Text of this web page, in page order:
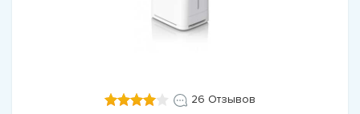
26 Отзывов